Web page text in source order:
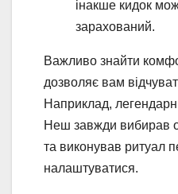
інакше кидок
зарахований.
Важливо знайти
дозволяє вам
Наприклад,
Неш завжди вибирав
та виконував ритуал
налаштуватися.